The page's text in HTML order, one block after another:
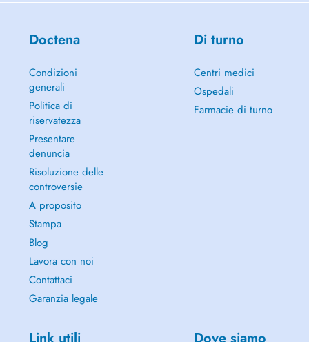
Doctena
Condizioni
generali
Politica di
riservatezza
Presentare
denuncia
Risoluzione delle
controversie
A proposito
Stampa
Blog
Lavora con noi
Contattaci
Garanzia legale
Di turno
Centri medici
Ospedali
Farmacie di turno